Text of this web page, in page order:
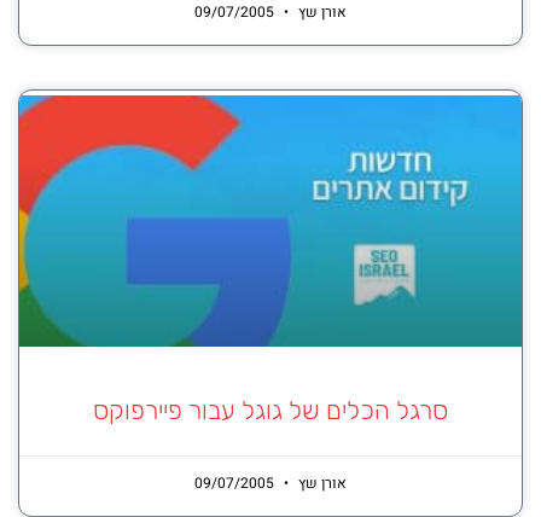
אורן שץ
סרגל הכלים של גוגל עבור פיירפוקס
אורן שץ